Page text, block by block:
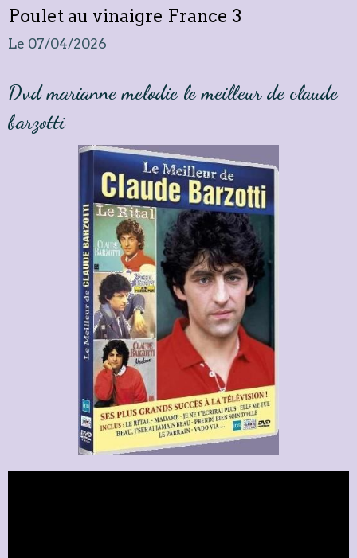
Poulet au vinaigre France 3
Le 07/04/2026
Dvd marianne melodie le meilleur de claude
barzotti